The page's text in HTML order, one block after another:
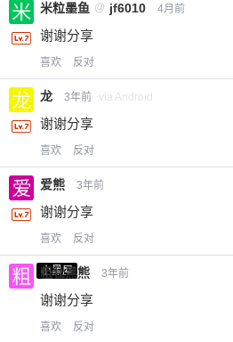
米粒墨鱼 @ jf6010 4月前
谢谢分享
喜欢 反对
龙 3年前 via Android
谢谢分享
喜欢 反对
爱熊 3年前
谢谢分享
喜欢 反对
小黑屋
粗壮黑熊 3年前
谢谢分享
喜欢 反对